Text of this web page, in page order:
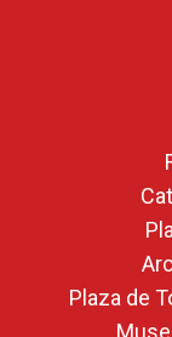
Plaza de